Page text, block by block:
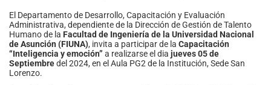
El Departamento de Desarrollo, Capacitación y Evaluación
Administrativa, dependiente de la Dirección de Gestión de Talento
Humano de la Facultad de Ingeniería de la Universidad Nacional
de Asunción (FIUNA), invita a participar de la Capacitación
“Inteligencia y emoción” a realizarse el dia jueves 05 de
Septiembredel 2024, en el Aula PG2 de la Institución, Sede San
Lorenzo.